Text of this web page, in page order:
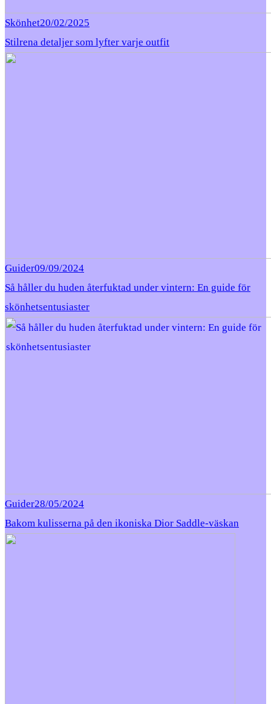
Skönhet20/02/2025
Stilrena detaljer som lyfter varje outfit
Guider09/09/2024
Så håller du huden återfuktad under vintern: En guide för
skönhetsentusiaster
Guider28/05/2024
Bakom kulisserna på den ikoniska Dior Saddle-väskan